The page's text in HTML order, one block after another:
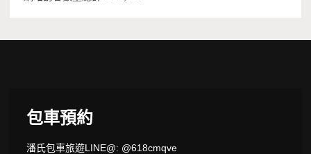
包車預約
潘氏包車旅遊LINE@: @618cmqve